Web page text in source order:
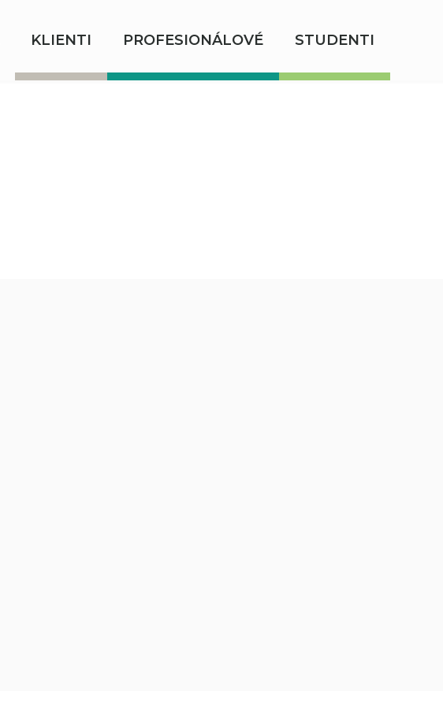
KLIENTI PROFESIONÁLOVÉ STUDENTI